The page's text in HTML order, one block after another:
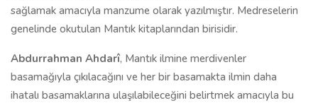
sağlamak amacıyla manzume olarak yazılmıştır. Medreselerin
genelinde okutulan Mantık kitaplarından birisidir.
Abdurrahman Ahdarî, Mantık ilmine merdivenler
basamağıyla çıkılacağını ve her bir basamakta ilmin daha
ihatalı basamaklarına ulaşılabileceğini belirtmek amacıyla bu